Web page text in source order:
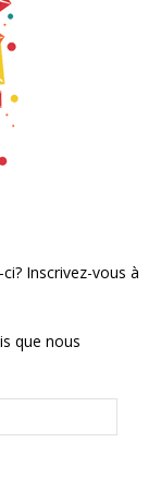
Inscrivez-vous à
que nous